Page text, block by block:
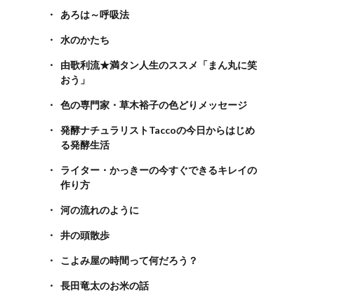
あろは～呼吸法
水のかたち
由歌利流★満タン人生のススメ「まん丸に笑
おう」
色の専門家・草木裕子の色どりメッセージ
発酵ナチュラリストTaccoの今日からはじめ
る発酵生活
ライター・かっきーの今すぐできるキレイの
作り方
河の流れのように
井の頭散歩
こよみ屋の時間って何だろう？
長田竜太のお米の話